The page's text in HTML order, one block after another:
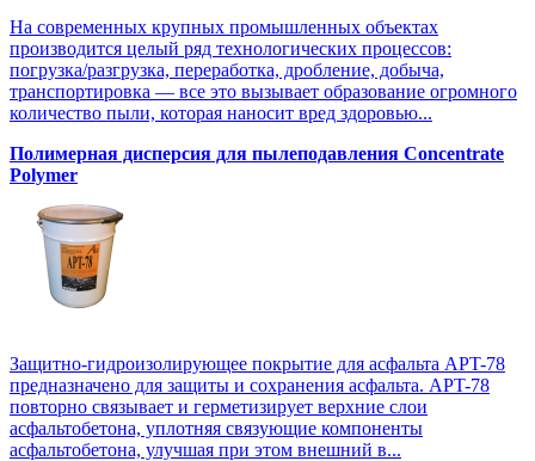
На современных крупных промышленных объектах
производится целый ряд технологических процессов:
погрузка/разгрузка, переработка, дробление, добыча,
транспортировка — все это вызывает образование огромного
количество пыли, которая наносит вред здоровью...
Полимерная дисперсия для пылеподавления Concentrate
Polymer
Защитно-гидроизолирующее покрытие для асфальта APT-78
предназначено для защиты и сохранения асфальта. APT-78
повторно связывает и герметизирует верхние слои
асфальтобетона, уплотняя связующие компоненты
асфальтобетона, улучшая при этом внешний в...